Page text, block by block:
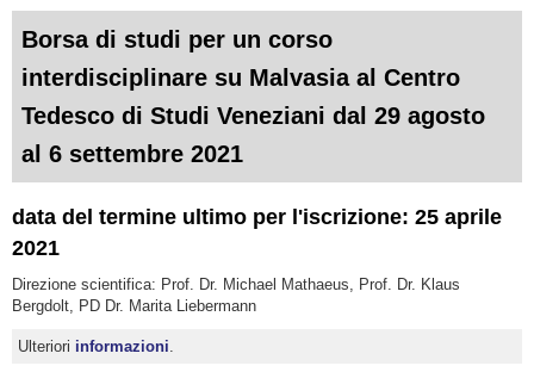
Borsa di studi per un corso
interdisciplinare su Malvasia al Centro
Tedesco di Studi Veneziani dal 29 agosto
al 6 settembre 2021
data del termine ultimo per l'iscrizione: 25 aprile
2021
Direzione scientifica: Prof. Dr. Michael Mathaeus, Prof. Dr. Klaus
Bergdolt, PD Dr. Marita Liebermann
Ulteriori informazioni